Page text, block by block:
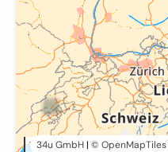
100 km
34u GmbH| © OpenMapTiles